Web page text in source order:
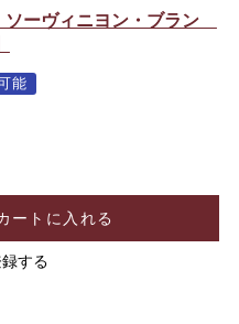
ーヴィニヨン・ブラン
能
ートに入れる
する